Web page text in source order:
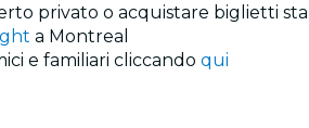
privato o acquistare biglietti
a Montreal
e familiari cliccando qui